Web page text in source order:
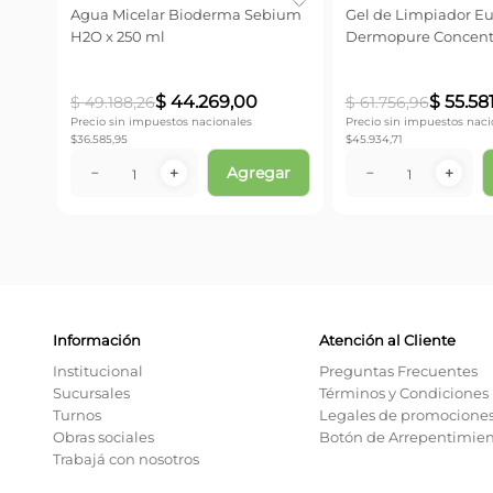
Agua Micelar Bioderma Sebium
H2O x 250 ml
$ 49.188,26$ 44.269,00
Precio sin impuestos nacionales
$36.585,95
＋
－ Agregar
Gel de Limpiador
Dermopure
$ 61.756,96$ 55.581
Precio sin impuestos
$45.934,71
＋
－
Información
Institucional
Sucursales
Turnos
Obras sociales
Trabajá con nosotros
Atención al Cliente
Preguntas Frecuentes
Términos y Condiciones
Legales de
Botón de